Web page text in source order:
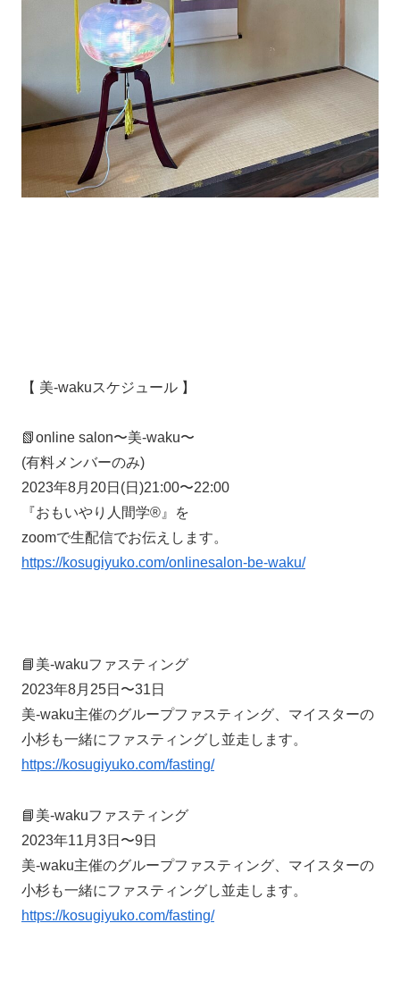
【 美-wakuスケジュール 】
📗online salon〜美-waku〜
(有料メンバーのみ)
2023年8月20日(日)21:00〜22:00
『おもいやり人間学®️』を
zoomで生配信でお伝えします。
https://kosugiyuko.com/onlinesalon-be-waku/
📘美-wakuファスティング
2023年8月25日〜31日
美-waku主催のグループファスティング、マイスターの
小杉も一緒にファスティングし並走します。
https://kosugiyuko.com/fasting/
📘美-wakuファスティング
2023年11月3日〜9日
美-waku主催のグループファスティング、マイスターの
小杉も一緒にファスティングし並走します。
https://kosugiyuko.com/fasting/